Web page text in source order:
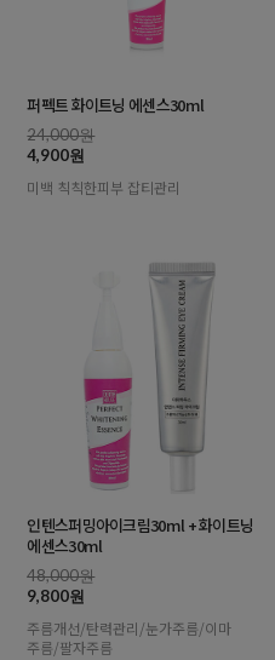
퍼펙트 화이트닝 에센스30ml
24,000원
4,900원
미백 칙칙한피부 잡티관리
인텐스퍼밍아이크림30ml + 화이트닝
에센스30ml
48,000원
9,800원
주름개선/탄력관리/눈가주름/이마
주름/팔자주름